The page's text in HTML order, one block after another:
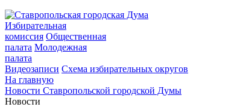
Избирательная
комиссия Общественная
палата Молодежная
палата
Видеозаписи Схема избирательных округов
На главную
Новости Ставропольской городской Думы
Новости